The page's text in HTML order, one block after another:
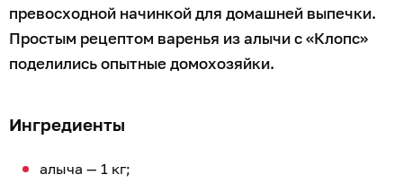
превосходной начинкой для домашней выпечки.
Простым рецептом варенья из алычи с «Клопс»
поделились опытные домохозяйки.
Ингредиенты
алыча — 1 кг;